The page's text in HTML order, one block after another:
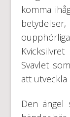
komma
Svavlet
att utveckla
Den ängel